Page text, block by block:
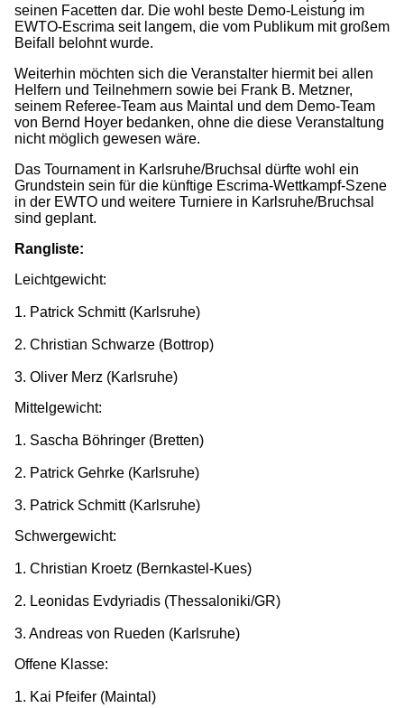
seinen Facetten dar. Die wohl beste Demo-Leistung im
EWTO-Escrima seit langem, die vom Publikum mit großem
Beifall belohnt wurde.
Weiterhin möchten sich die Veranstalter hiermit bei allen
Helfern und Teilnehmern sowie bei Frank B. Metzner,
seinem Referee-Team aus Maintal und dem Demo-Team
von Bernd Hoyer bedanken, ohne die diese Veranstaltung
nicht möglich gewesen wäre.
Das Tournament in Karlsruhe/Bruchsal dürfte wohl ein
Grundstein sein für die künftige Escrima-Wettkampf-Szene
in der EWTO und weitere Turniere in Karlsruhe/Bruchsal
sind geplant.
Rangliste:
Leichtgewicht:
1. Patrick Schmitt (Karlsruhe)
2. Christian Schwarze (Bottrop)
3. Oliver Merz (Karlsruhe)
Mittelgewicht:
1. Sascha Böhringer (Bretten)
2. Patrick Gehrke (Karlsruhe)
3. Patrick Schmitt (Karlsruhe)
Schwergewicht:
1. Christian Kroetz (Bernkastel-Kues)
2. Leonidas Evdyriadis (Thessaloniki/GR)
3. Andreas von Rueden (Karlsruhe)
Offene Klasse:
1. Kai Pfeifer (Maintal)